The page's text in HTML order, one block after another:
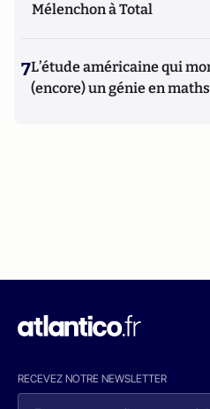
Mélenchon à Total
7L’étude américaine qui
(encore) un génie en maths
RECEVEZ NOTRE NEWSLETTER